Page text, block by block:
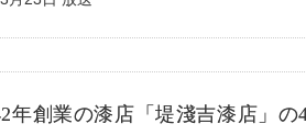
年創業の漆店「堤淺吉漆店」の